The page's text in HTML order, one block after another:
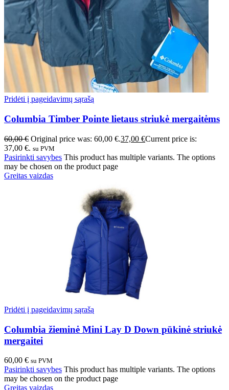
Pridėti į pageidavimų sąrašą
Columbia Timber Pointe lietaus striukė mergaitėms
60,00€ Original price was: 60,00 €.37,00 €Current price is:
37,00 €. su PVM
Pasirinkti savybes This product has multiple variants. The options
may be chosen on the product page
Greitas vaizdas
Pridėti į pageidavimų sąrašą
Columbia žieminė Mini Lay D Down pūkinė striukė
mergaitei
60,00 € su PVM
Pasirinkti savybes This product has multiple variants. The options
may be chosen on the product page
Greitas vaizdas